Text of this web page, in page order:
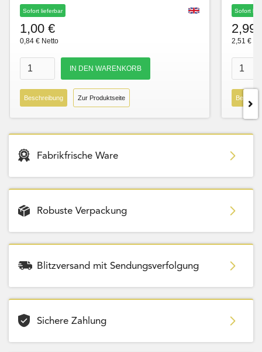
Sofort lieferbar
1,00 €
0,84 € Netto
Beschreibung Zur Produktseite
Sofort
2,99
2,51 €
Fabrikfrische Ware
Robuste Verpackung
Blitzversand mit Sendungsverfolgung
Sichere Zahlung